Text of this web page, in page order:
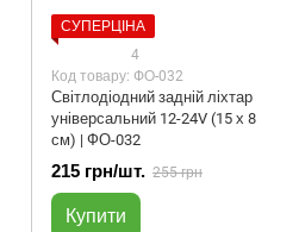
СУПЕРЦІНА
4
Код товару: ФО-032
Світлодіодний задній ліхтар
універсальний 12-24V (15 х 8
см) | ФО-032
215 грн/шт. 255 грн
Купити